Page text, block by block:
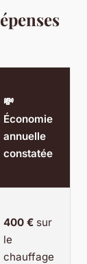
💸
Économie
annuelle
constatée
400 € sur
le
chauffage